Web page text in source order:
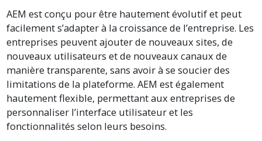
AEM est conçu pour être hautement évolutif et peut
facilement s’adapter à la croissance de l’entreprise. Les
entreprises peuvent ajouter de nouveaux sites, de
nouveaux utilisateurs et de nouveaux canaux de
manière transparente, sans avoir à se soucier des
limitations de la plateforme. AEM est également
hautement flexible, permettant aux entreprises de
personnaliser l’interface utilisateur et les
fonctionnalités selon leurs besoins.